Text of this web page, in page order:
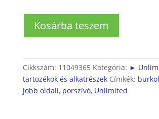
porszívó
oldali
burkolat
mennyiség
Kosárba teszem
Cikkszám: 11049365 Kategória: ►
tartozékok és alkatrészek Címkék:
jobb oldali, porszívó, Unlimited